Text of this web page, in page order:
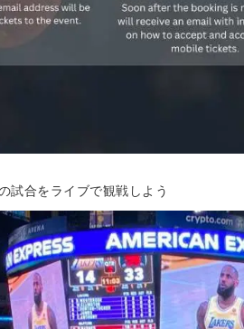
試合をライブで観戦しよう